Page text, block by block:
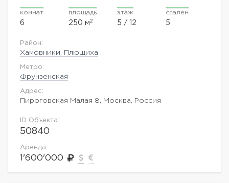
комнат
6
площадь
250 м2
этаж
5 / 12
спален
5
Район:
Хамовники, Плющиха
Метро:
Фрунзенская
Адрес:
Пироговская Малая 8, Москва, Россия
ID Объекта:
50840
Аренда:
1'600'000